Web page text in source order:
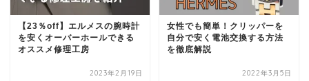
【23％off】エルメスの腕時計
を安くオーバーホールできる
オススメ修理工房
2023年2月19日
女性でも簡単！クリッパーを
自分で安く電池交換する方法
を徹底解説
2022年3月5日